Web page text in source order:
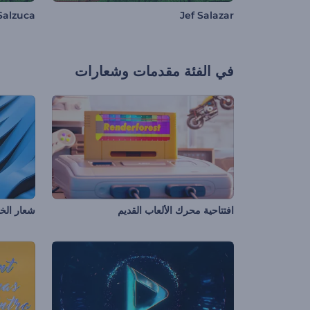
Jef Salazar
في الفئة مقدمات وشعارات
افتتاحية محرك الألعاب القديم شعار